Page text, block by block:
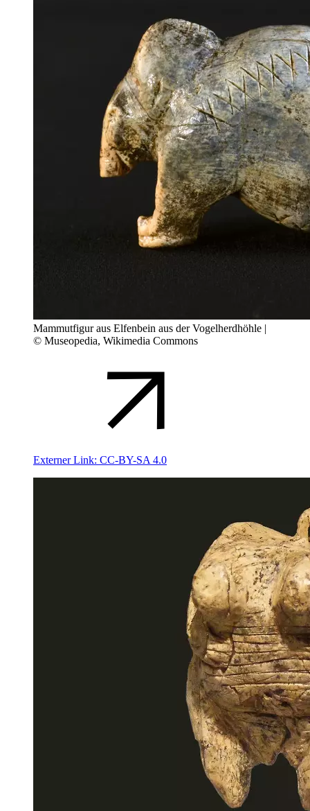
Mammutfigur aus Elfenbein aus der Vogelherdhöhle |
© Museopedia, Wikimedia Commons
Externer Link: CC-BY-SA 4.0